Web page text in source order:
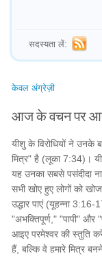
सदस्यता लें:
केवल अंग्रेज़ी
आज के वचन पर
यीशु के विरोधियों ने उनके
मित्र" है (लूका 7:34)।
यह उनका सबसे पसंदीदा
सभी खोए हुए लोगों को
उद्धार पाएं (यूहन्ना
"अभक्तिपूर्ण," "पापी"
आइए परमेश्वर की स्तुति
हैं, बल्कि वे हमारे मित्र